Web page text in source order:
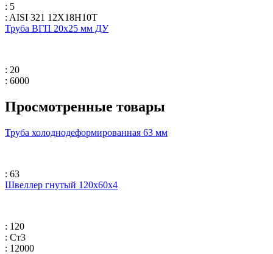
: 5
: AISI 321 12Х18Н10Т
Труба ВГП 20х25 мм ДУ
: 20
: 6000
Просмотренные товары
Труба холоднодеформированная 63 мм
: 63
Швеллер гнутый 120x60x4
: 120
: Ст3
: 12000